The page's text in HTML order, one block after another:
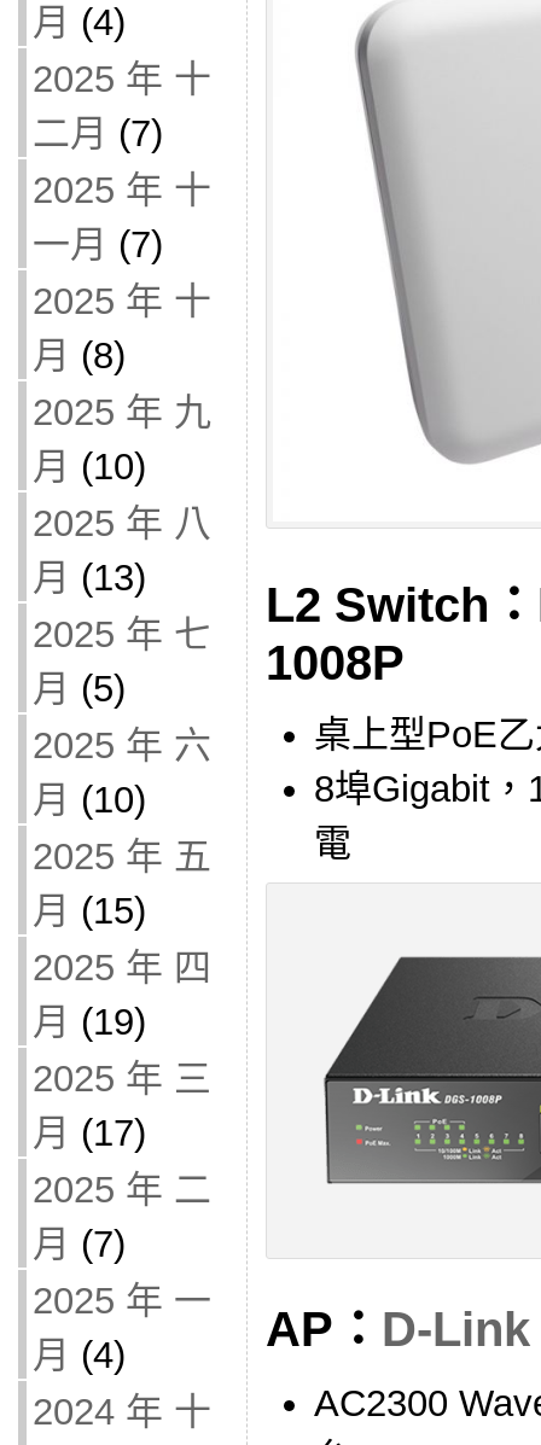
月 (4)
2025 年 十
二月 (7)
2025 年 十
一月 (7)
2025 年 十
月 (8)
2025 年 九
月 (10)
2025 年 八
月 (13)
2025 年 七
月 (5)
2025 年 六
月 (10)
2025 年 五
月 (15)
2025 年 四
月 (19)
2025 年 三
月 (17)
2025 年 二
月 (7)
2025 年 一
月 (4)
2024 年 十
L2 Switch
1008P
桌上型PoE
8埠Gigabit
電
AP： D-Link
AC2300